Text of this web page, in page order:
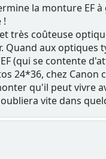
la monture EF
!
coûteuse
aux optiques
(qui se contente
24*36, chez Canon
qu'il peut vivre
vite dans